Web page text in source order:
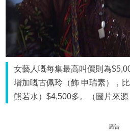
女藝人嘅每集最高叫價則為
增加嘅古佩玲（飾 申瑞素），
熊若水）$4,500多。（圖片來源
廣告